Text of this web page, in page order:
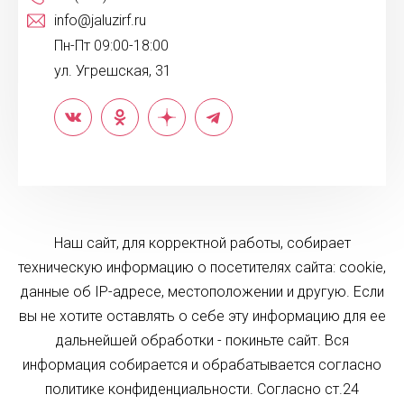
info@jaluzirf.ru
Пн-Пт 09:00-18:00
ул. Угрешская, 31
Наш сайт, для корректной работы, собирает
техническую информацию о посетителях сайта: cookie,
данные об IP-адресе, местоположении и другую. Если
вы не хотите оставлять о себе эту информацию для ее
дальнейшей обработки - покиньте сайт. Вся
информация собирается и обрабатывается согласно
политике конфиденциальности. Согласно ст.24